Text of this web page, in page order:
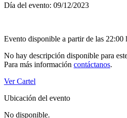
Día del evento: 09/12/2023
Evento disponible a partir de las 22:00
No hay descripción disponible para
Para más información contáctanos.
Ver Cartel
Ubicación del evento
No disponible.